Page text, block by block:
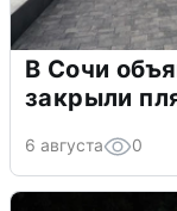
В Сочи
закрыли
6 августа 0